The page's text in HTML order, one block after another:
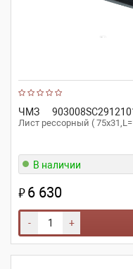
ЧМЗ
Лист рессорный (
В наличии
₽6 630
- +